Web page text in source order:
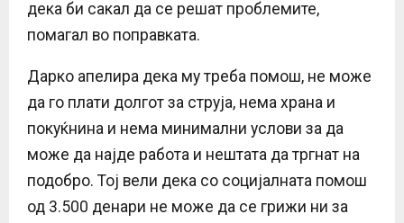
дека би сакал да се решат проблемите,
помагал во поправката.
Дарко апелира дека му треба помош, не може
да го плати долгот за струја, нема храна и
покуќнина и нема минимални услови за да
може да најде работа и нештата да тргнат на
подобро. Тој вели дека со социјалната помош
од 3.500 денари не може да се грижи ни за